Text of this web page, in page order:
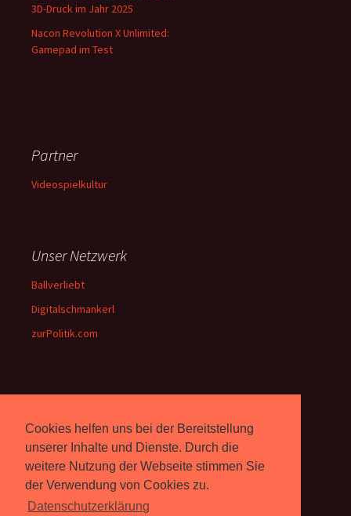
Cookies helfen uns bei der Bereitstellung
unserer Inhalte und Dienste. Durch die
weitere Nutzung der Webseite stimmen Sie
der Verwendung von Cookies zu.
Datenschutzerklärung
3D-Druck im Jahr 2025
Nacon Revolution X Unlimited:
Gamepad im Test
Partner
Videospielkultur
Unser Netzwerk
Ballverliebt
Digitalschmankerl
zurPolitik.com
Rebell.atberichtet seit 2003
unabhängig über Computer-
und Videospiele. (Impressum)